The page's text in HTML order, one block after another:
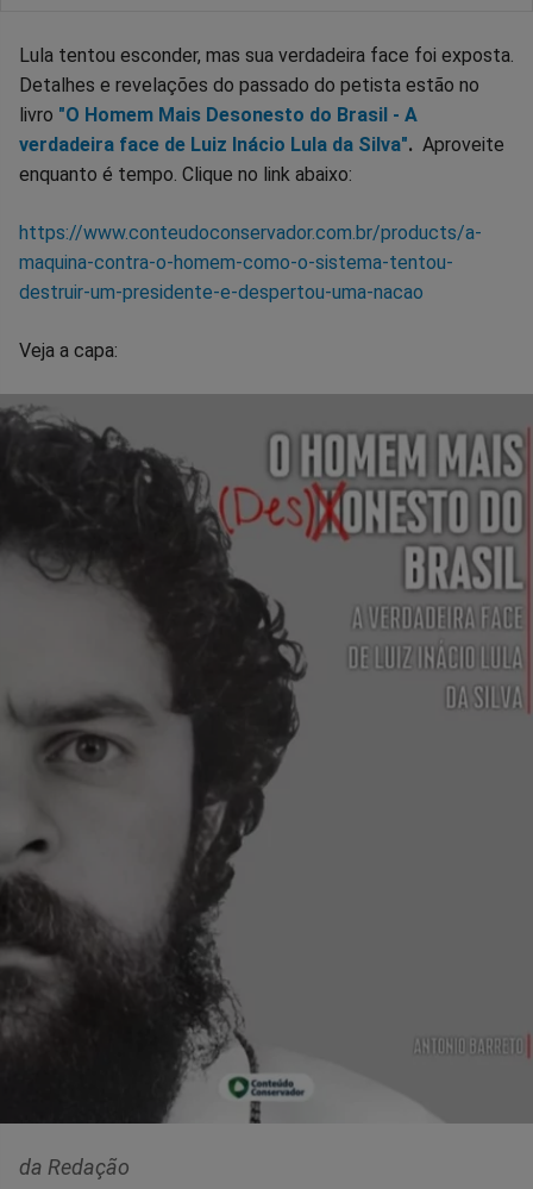
Lula tentou esconder, mas sua verdadeira face foi exposta.
Detalhes e revelações do passado do petista estão no
livro "O Homem Mais Desonesto do Brasil - A
verdadeira face de Luiz Inácio Lula da Silva". Aproveite
enquanto é tempo. Clique no link abaixo:
https://www.conteudoconservador.com.br/products/a-
maquina-contra-o-homem-como-o-sistema-tentou-
destruir-um-presidente-e-despertou-uma-nacao
Veja a capa:
da Redação